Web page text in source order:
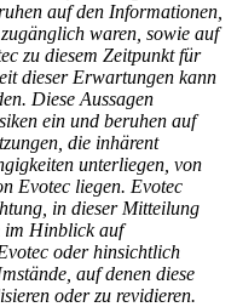
auf den Informationen,
waren, sowie auf
zu diesem Zeitpunkt für
dieser Erwartungen kann
Diese Aussagen
ein und beruhen auf
die inhärent
unterliegen, von
Evotec liegen. Evotec
in dieser Mitteilung
im Hinblick auf
oder hinsichtlich
auf denen diese
oder zu revidieren.